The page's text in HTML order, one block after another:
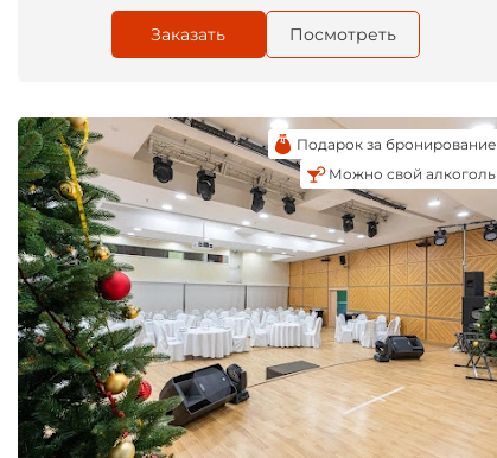
Заказать Посмотреть
Подарок за бронирование
Можно свой алкоголь